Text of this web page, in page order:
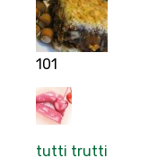
101
tutti trutti